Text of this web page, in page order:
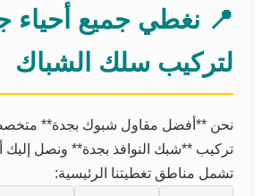
📍 نغطي جميع أحياء
لتركيب سلك الشباك
نحن **أفضل مقاول شبوك بجدة**
تركيب **شبك النوافذ بجدة** ونصل إليك
تشمل مناطق تغطيتنا الرئيسية: